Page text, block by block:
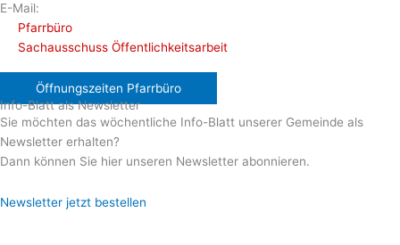
E-Mail:
Pfarrbüro
Sachausschuss Öffentlichkeitsarbeit
Öffnungszeiten Pfarrbüro
Info-Blatt als Newsletter
Sie möchten das wöchentliche Info-Blatt unserer Gemeinde als
Newsletter erhalten?
Dann können Sie hier unseren Newsletter abonnieren.
Newsletter jetzt bestellen